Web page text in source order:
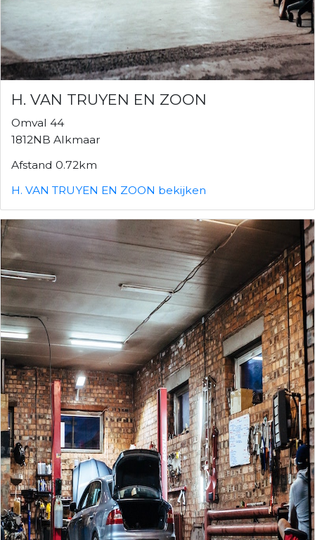
H. VAN TRUYEN EN ZOON
Omval 44
1812NB Alkmaar
Afstand 0.72km
H. VAN TRUYEN EN ZOON bekijken